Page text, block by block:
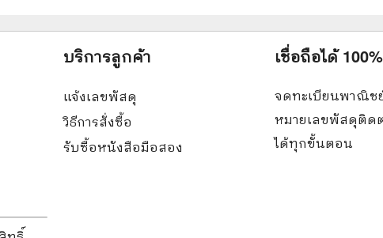
บริการลูกค้า
แจ้งเลขพัสดุ
วิธีการสั่งซื้อ
รับซื้อหนังสือมือสอง
เชื่อถือได้ 100%
จดทะเบียนพาณิช
หมายเลขพัสดุติด
ได้ทุกขั้นตอน